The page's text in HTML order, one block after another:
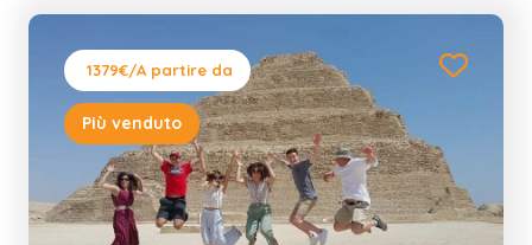
1379€/A partire da
Più venduto